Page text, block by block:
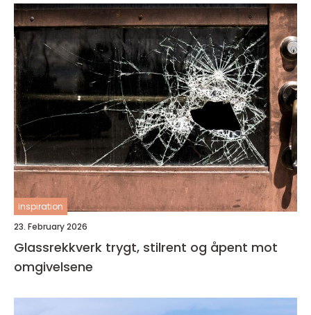
inspiration
23. February 2026
Glassrekkverk trygt, stilrent og åpent mot
omgivelsene